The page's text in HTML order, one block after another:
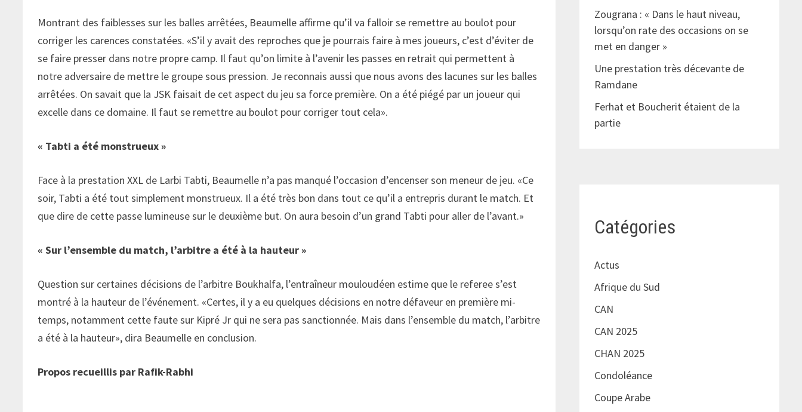
Montrant des faiblesses sur les balles arrêtées, Beaumelle affirme qu’il va falloir se remettre au boulot pour
corriger les carences constatées. «S’il y avait des reproches que je pourrais faire à mes joueurs, c’est d’éviter de
se faire presser dans notre propre camp. Il faut qu’on limite à l’avenir les passes en retrait qui permettent à
notre adversaire de mettre le groupe sous pression. Je reconnais aussi que nous avons des lacunes sur les balles
arrêtées. On savait que la JSK faisait de cet aspect du jeu sa force première. On a été piégé par un joueur qui
excelle dans ce domaine. Il faut se remettre au boulot pour corriger tout cela».
« Tabti a été monstrueux »
Face à la prestation XXL de Larbi Tabti, Beaumelle n’a pas manqué l’occasion d’encenser son meneur de jeu. «Ce
soir, Tabti a été tout simplement monstrueux. Il a été très bon dans tout ce qu’il a entrepris durant le match. Et
que dire de cette passe lumineuse sur le deuxième but. On aura besoin d’un grand Tabti pour aller de l’avant.»
« Sur l’ensemble du match, l’arbitre a été à la hauteur »
Question sur certaines décisions de l’arbitre Boukhalfa, l’entraîneur mouloudéen estime que le referee s’est
montré à la hauteur de l’événement. «Certes, il y a eu quelques décisions en notre défaveur en première mi-
temps, notamment cette faute sur Kipré Jr qui ne sera pas sanctionnée. Mais dans l’ensemble du match, l’arbitre
a été à la hauteur», dira Beaumelle en conclusion.
Propos recueillis par Rafik-Rabhi
Zougrana : « Dans le haut niveau,
lorsqu’on rate des occasions on se
met en danger »
Une prestation très décevante de
Ramdane
Ferhat et Boucherit étaient de la
partie
Catégories
Actus
Afrique du Sud
CAN
CAN 2025
CHAN 2025
Condoléance
Coupe Arabe